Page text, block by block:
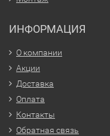
ИНФОРМАЦИЯ
О компании
Акции
Доставка
Оплата
Контакты
Обратная связь